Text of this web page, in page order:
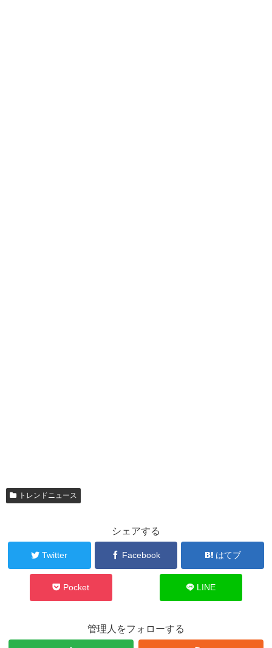
トレンドニュース
シェアする
Twitter Facebook はてブ
Pocket LINE
管理人をフォローする